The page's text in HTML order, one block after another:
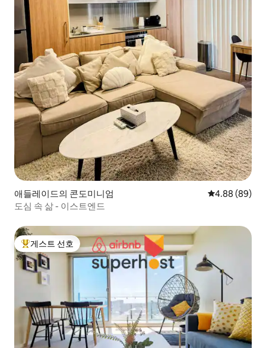
애들레이드의 콘도미니엄 평점 4.88점(5
4.88 (89)
도심 속 삶 - 이스트엔드
상위 게스트 선호
게스트 선호